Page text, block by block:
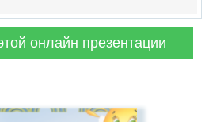
онлайн презентации